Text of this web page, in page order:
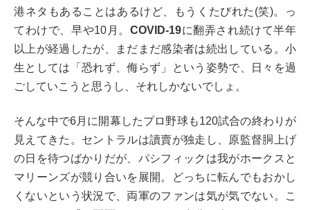
港ネタもあることはあるけど、もうくたびれた(笑)。っ
てわけで、早や10月。 COVID-19に翻弄され続けて半年
以上が経過したが、まだまだ感染者は続出している。小
生としては「恐れず、侮らず」という姿勢で、日々を過
ごしていこうと思うし、それしかないでしょ。
そんな中で6月に開幕したプロ野球も120試合の終わりが
見えてきた。セントラルは讀賣が独走し、原監督胴上げ
の日を待つばかりだが、パシフィックは我がホークスと
マリーンズが競り合いを展開。どっちに転んでもおかし
くないという状況で、両軍のファンは気が気でない。こ